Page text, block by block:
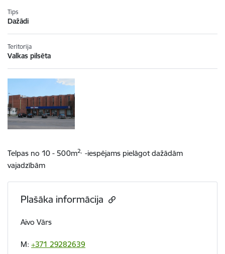
Tips
Dažādi
Teritorija
Valkas pilsēta
Telpas no 10 - 500m2, -iespējams pielāgot dažādām
vajadzībām
Plašāka informācija
Aivo Vārs
M: +371 29282639